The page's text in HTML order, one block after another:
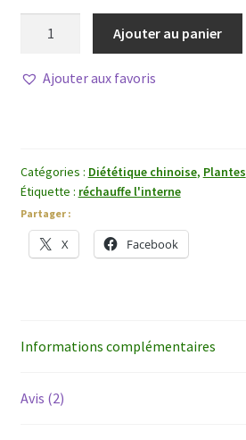
Hui
de
fenouil
Ajouter au panier
Ajouter aux favoris
Catégories : Diététique chinoise, Plantes
Étiquette : réchauffe l'interne
Partager :
X Facebook
Informations complémentaires
Avis (2)